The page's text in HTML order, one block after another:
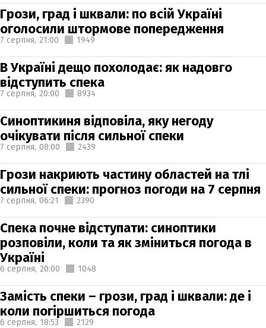
Грози, град і шквали: по всій Україні
оголосили штормове попередження
7 серпня, 21:00 1949
В Україні дещо похолодає: як надовго
відступить спека
7 серпня, 20:00 8934
Синоптикиня відповіла, яку негоду
очікувати після сильної спеки
7 серпня, 08:00 2439
Грози накриють частину областей на тлі
сильної спеки: прогноз погоди на 7 серпня
7 серпня, 06:21 2390
Спека почне відступати: синоптики
розповіли, коли та як зміниться погода в
Україні
6 серпня, 20:00 1048
Замість спеки – грози, град і шквали: де і
коли погіршиться погода
6 серпня, 18:53 2129